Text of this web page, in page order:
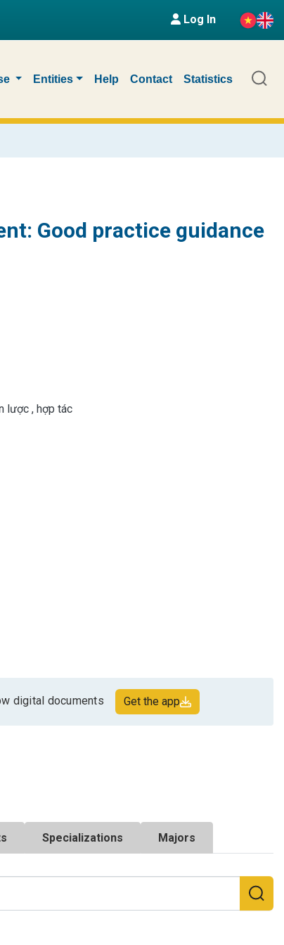
Log In
Entities Help Contact Statistics
Good practice guidance
lược , hợp tác
digital documents Get the app
Specializations Majors